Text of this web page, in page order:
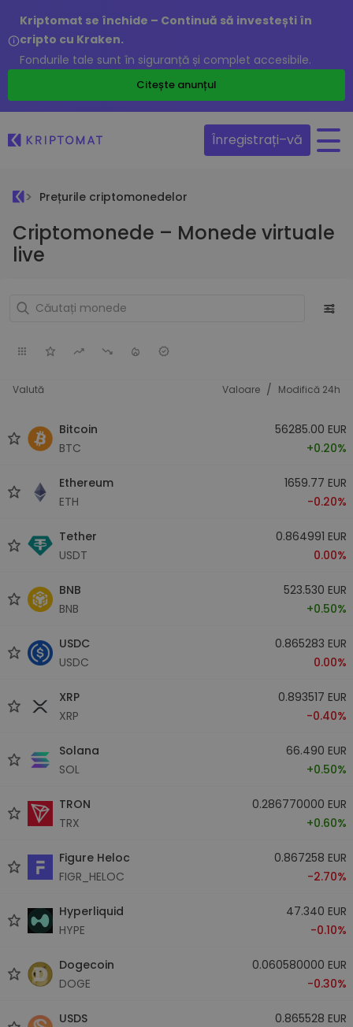
Kriptomat se închide – Continuă să investești în
cripto cu Kraken.
Fondurile tale sunt în siguranță și complet accesibile.
Citește anunțul
Înregistrați–vă
Prețurile criptomonedelor
Criptomonede – Monede virtuale
live
Valută Valoare / Modifică 24h
Bitcoin
BTC
56285.00 EUR
+0.20%
Ethereum
ETH
1659.77 EUR
-0.20%
Tether
USDT
0.864991 EUR
0.00%
BNB
BNB
523.530 EUR
+0.50%
USDC
USDC
0.865283 EUR
0.00%
XRP
XRP
0.893517 EUR
-0.40%
Solana
SOL
66.490 EUR
+0.50%
TRON
TRX
0.286770000 EUR
+0.60%
Figure Heloc
FIGR_HELOC
0.867258 EUR
-2.70%
Hyperliquid
HYPE
47.340 EUR
-0.10%
Dogecoin
DOGE
0.060580000 EUR
-0.30%
USDS
0.865528 EUR